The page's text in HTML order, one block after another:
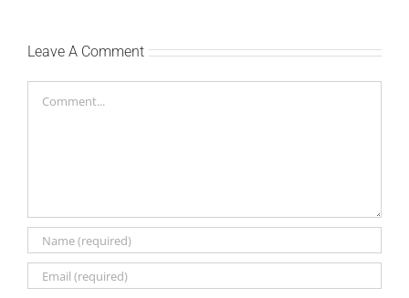
Leave A Comment